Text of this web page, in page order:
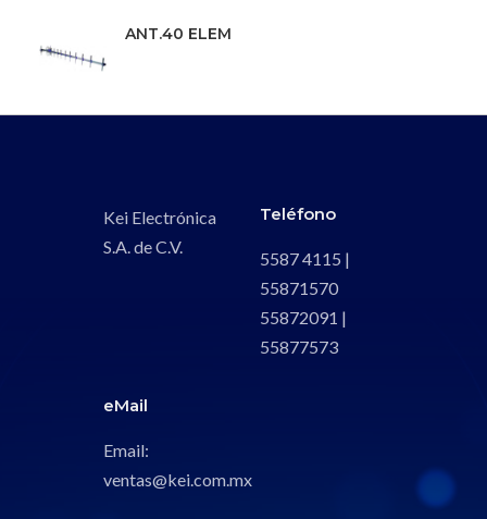
ANT.40 ELEM
Kei Electrónica
S.A. de C.V.
Teléfono
5587 4115 |
55871570
55872091 |
55877573
eMail
Email:
ventas@kei.com.mx